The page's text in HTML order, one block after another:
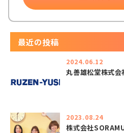
最近の投稿
2024.06.12
丸善雄松堂株式会
2023.08.24
株式会社